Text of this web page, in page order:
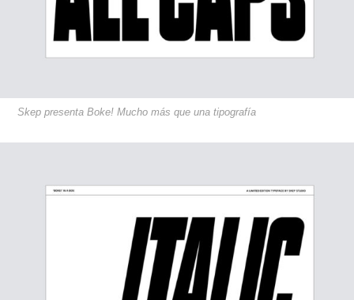
Skep presenta Boke! Mucho más que una tipografía